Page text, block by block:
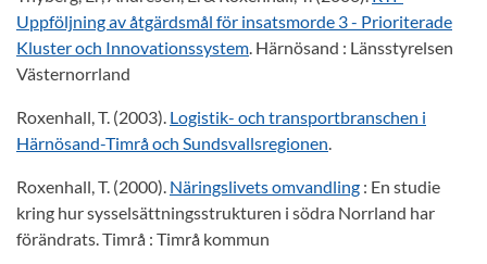
Uppföljning av åtgärdsmål för insatsmorde 3 - Prioriterade
Kluster och Innovationssystem. Härnösand : Länsstyrelsen
Västernorrland
Roxenhall, T. (2003). Logistik- och transportbranschen i
Härnösand-Timrå och Sundsvallsregionen.
Roxenhall, T. (2000). Näringslivets omvandling : En studie
kring hur sysselsättningsstrukturen i södra Norrland har
förändrats. Timrå : Timrå kommun